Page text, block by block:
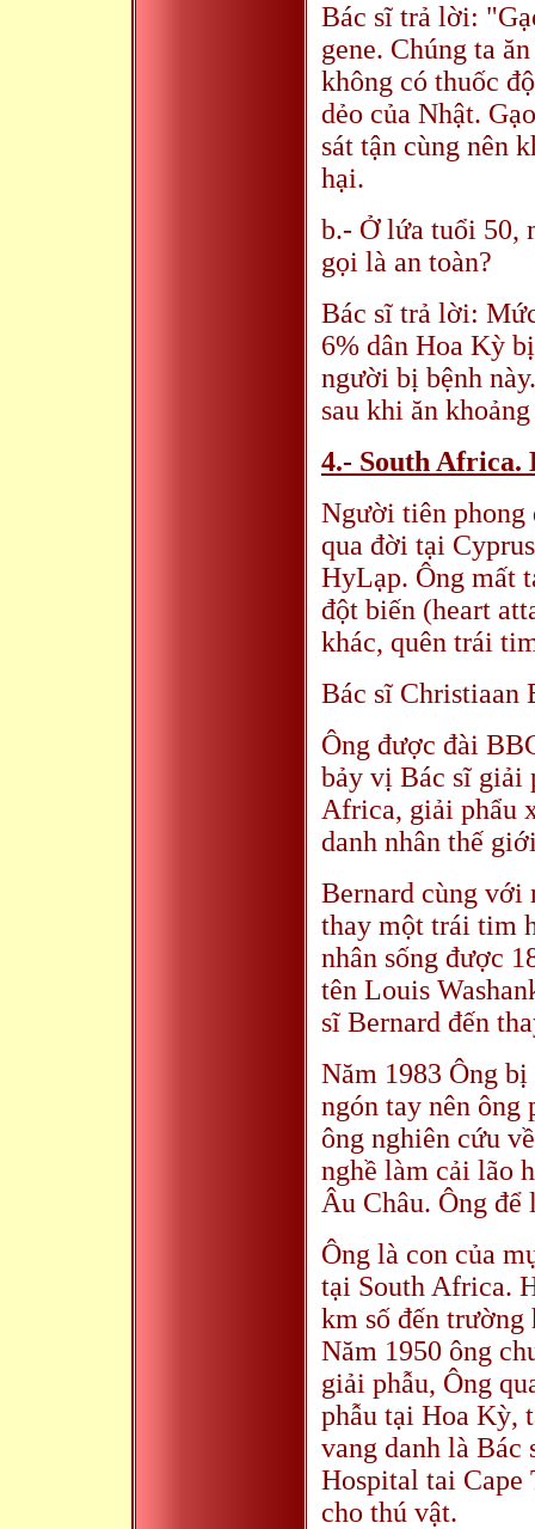
Bác sĩ trả lời:
gene. Chúng ta
không có thuốc
dẻo của Nhật.
sát tận cùng nên
hại.
b.- Ở lứa tuổi 50,
gọi là an toàn?
Bác sĩ trả lời:
6% dân Hoa Kỳ
người bị bệnh
sau khi ăn
4.- South Africa.
Người tiên phong
qua đời tại
HyLạp. Ông mất
đột biến (heart
khác, quên trái
Bác sĩ Christiaan
Ông được đài
bảy vị Bác sĩ giải
Africa, giải phẩu
danh nhân thế
Bernard cùng với
thay một trái tim
nhân sống được
tên Louis
sĩ Bernard đến
Năm 1983 Ông
ngón tay nên ông
ông nghiên cứu
nghề làm cải lão
Âu Châu. Ông
Ông là con của
tại South Africa.
km số đến trường
Năm 1950 ông
giải phẫu, Ông
phẫu tại Hoa Kỳ,
vang danh là Bác
Hospital tai Cape
cho thú vật.